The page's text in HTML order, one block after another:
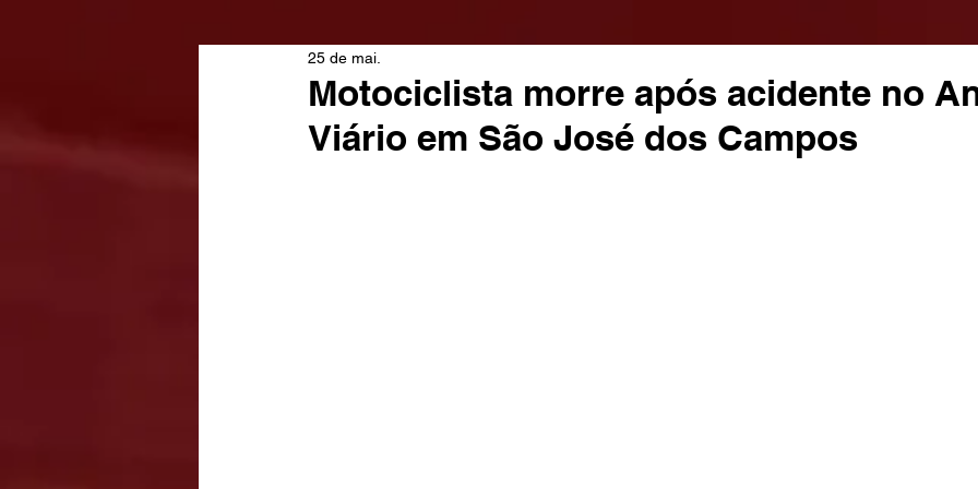
Motociclista morre após acidente no
Viário em São José dos Campos
25 de mai.